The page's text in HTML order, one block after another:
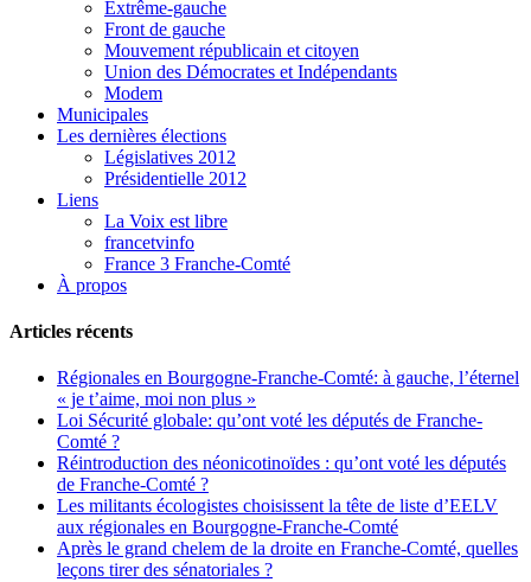
Extrême-gauche
Front de gauche
Mouvement républicain et citoyen
Union des Démocrates et Indépendants
Modem
Municipales
Les dernières élections
Législatives 2012
Présidentielle 2012
Liens
La Voix est libre
francetvinfo
France 3 Franche-Comté
À propos
Articles récents
Régionales en Bourgogne-Franche-Comté: à gauche, l’éternel
« je t’aime, moi non plus »
Loi Sécurité globale: qu’ont voté les députés de Franche-
Comté ?
Réintroduction des néonicotinoïdes : qu’ont voté les députés
de Franche-Comté ?
Les militants écologistes choisissent la tête de liste d’EELV
aux régionales en Bourgogne-Franche-Comté
Après le grand chelem de la droite en Franche-Comté, quelles
leçons tirer des sénatoriales ?